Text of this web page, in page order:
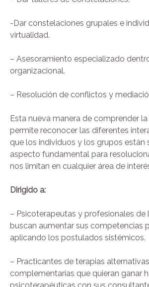
-Dar constelaciones grupales e
virtualidad.
– Asesoramiento especializado
organizacional.
– Resolución de conflictos y
Esta nueva manera de comprender
permite reconocer las diferentes
que los individuos y los grupos están
aspecto fundamental para
nos limitan en cualquier área de
Dirigido a:
– Psicoterapeutas y profesionales de
buscan aumentar sus competencias
aplicando los postulados sistémicos.
– Practicantes de terapias
complementarias que quieran ganar